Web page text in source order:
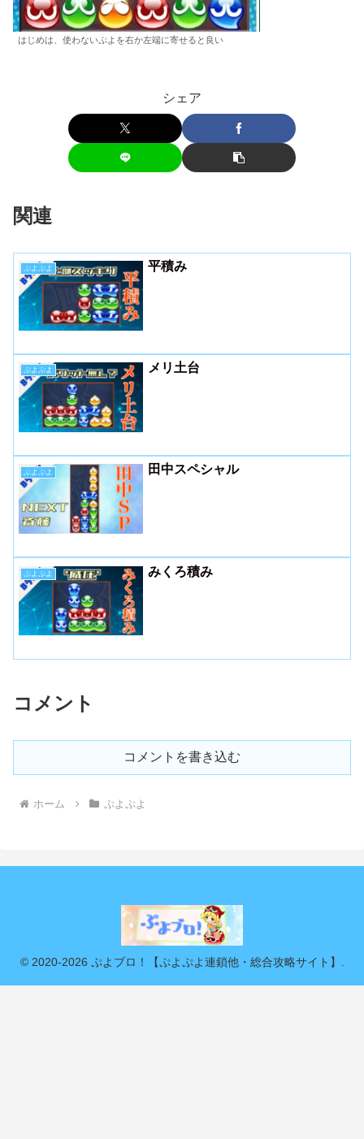
はじめは、使わないぷよを右か左端に寄せると良い
シェア
関連
ぷよぷよ 平積み
ぷよぷよ メリ土台
ぷよぷよ 田中スペシャル
ぷよぷよ みくろ積み
コメント
コメントを書き込む
ホーム ぷよぷよ
© 2020-2026 ぷよブロ！【ぷよぷよ連鎖他・総合攻略サイト】.